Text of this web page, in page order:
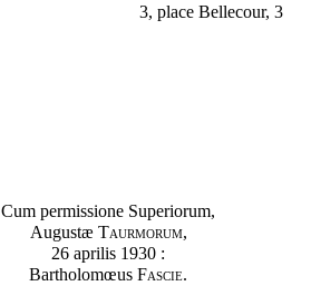
3, place Bellecour, 3
Cum permissione Superiorum,
Augustæ Taurmorum,
26 aprilis 1930 :
Bartholomœus Fascie.